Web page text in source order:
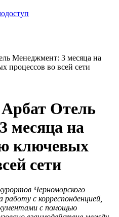
Менеджмент: 3 месяца на
процессов во всей сети
Отель
месяца на
ключевых
сети
Черноморского
с корреспонденцией,
с помощью